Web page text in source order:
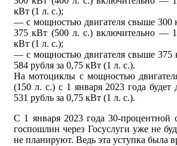
кВт (1 л. с.);
— с мощностью двигателя свыше 300
375 кВт (500 л. с.) включительно — 1
кВт (1 л. с.);
— с мощностью двигателя свыше 375
584 рубля за 0,75 кВт (1 л. с.).
На мотоциклы с мощностью
(150 л. с.) с 1 января 2023 года будет
531 рубль за 0,75 кВт (1 л. с.).
С 1 января 2023 года 30-процентной
госпошлин через Госуслуги уже не
не планируют. Ведь эта уступка была